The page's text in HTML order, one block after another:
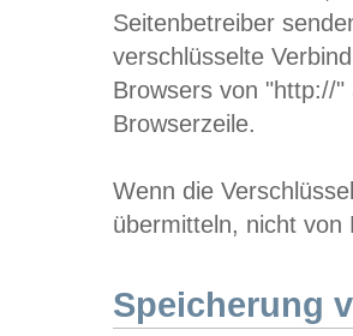
Seitenbetreiber
verschlüsselte
Browsers von "http://
Browserzeile.
Wenn die
übermitteln, nicht von
Speicherung